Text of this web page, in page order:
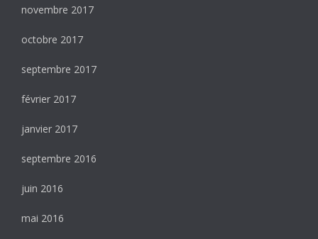
novembre 2017
octobre 2017
septembre 2017
février 2017
janvier 2017
septembre 2016
juin 2016
mai 2016